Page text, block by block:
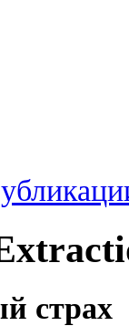
страх